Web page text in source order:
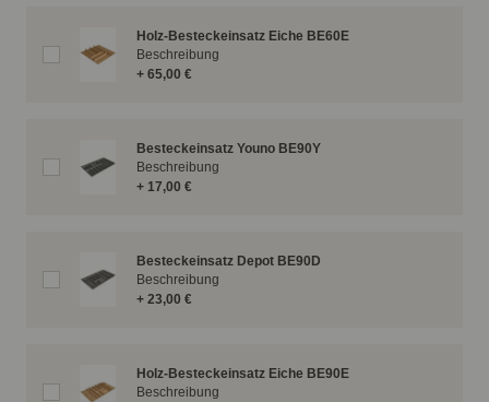
Holz-Besteckeinsatz Eiche BE60E
+ 65,00 €
Beschreibung
Besteckeinsatz Youno BE90Y
+ 17,00 €
Beschreibung
Besteckeinsatz Depot BE90D
+ 23,00 €
Beschreibung
Holz-Besteckeinsatz Eiche BE90E
Beschreibung